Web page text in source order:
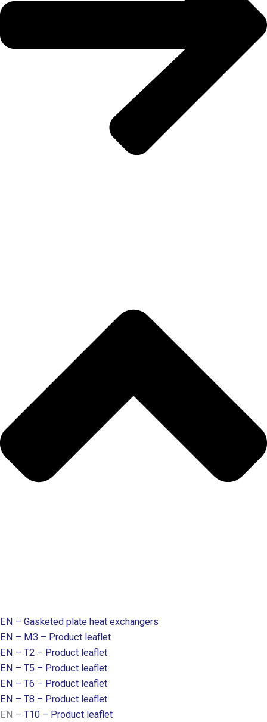
EN – Gasketed plate heat exchangers
EN – M3 – Product leaflet
EN – T2 – Product leaflet
EN – T5 – Product leaflet
EN – T6 – Product leaflet
EN – T8 – Product leaflet
EN – T10 – Product leaflet